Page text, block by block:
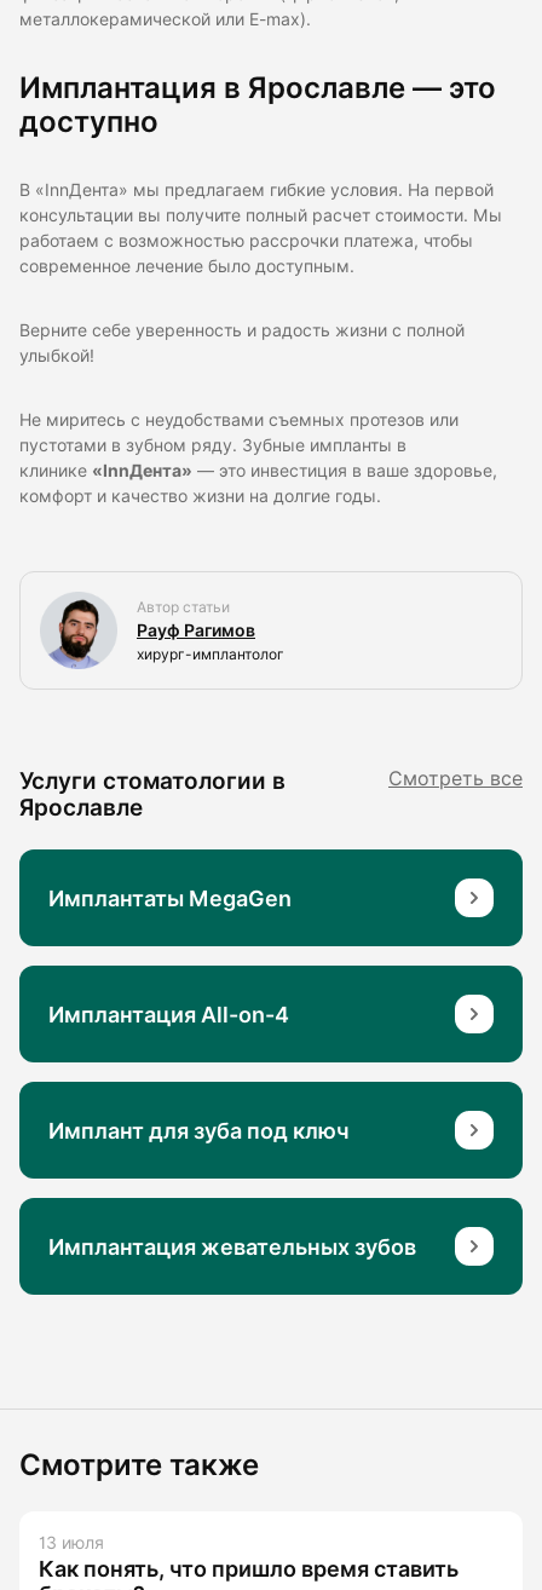
металлокерамической или E-max).
Имплантация в Ярославле — это
доступно
В «InnДента» мы предлагаем гибкие условия. На первой
консультации вы получите полный расчет стоимости. Мы
работаем с возможностью рассрочки платежа, чтобы
современное лечение было доступным.
Верните себе уверенность и радость жизни с полной
улыбкой!
Не миритесь с неудобствами съемных протезов или
пустотами в зубном ряду. Зубные импланты в
клинике «InnДента» — это инвестиция в ваше здоровье,
комфорт и качество жизни на долгие годы.
Автор статьи
Рауф Рагимов
хирург-имплантолог
Услуги стоматологии в
Ярославле
Смотреть все
Имплантаты MegaGen
Имплантация All-on-4
Имплант для зуба под ключ
Имплантация жевательных зубов
Смотрите также
13 июля
Как понять, что пришло время ставить